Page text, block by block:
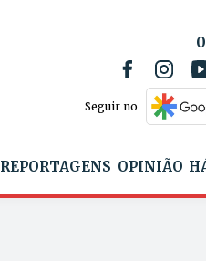
Seguir no
REPORTAGENS OPINIÃO